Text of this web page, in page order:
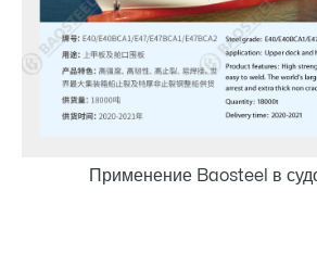
Применение Baosteel в